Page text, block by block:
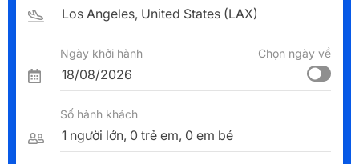
Ngày khởi hành Chọn ngày về
Số hành khách